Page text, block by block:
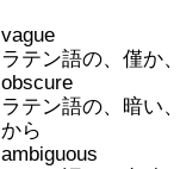
vague
ラテン語の、僅か
obscure
ラテン語の、暗い
から
ambiguous